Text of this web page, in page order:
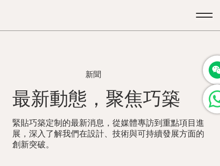
新聞
最新動態，聚焦巧築
緊貼巧築定制的最新消息，從媒體專訪到重點項目進
展，深入了解我們在設計、技術與可持續發展方面的
創新突破。